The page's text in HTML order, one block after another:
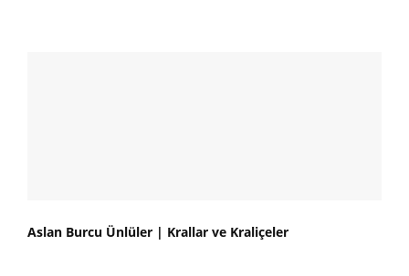
Aslan Burcu Ünlüler | Krallar ve Kraliçeler